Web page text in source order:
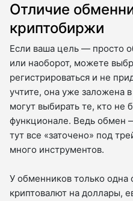
Отличие
криптобиржи
Если ваша цель — просто
или наоборот, можете
регистрироваться и не
учтите, она уже заложена
могут выбирать те, кто не
функционале. Ведь обмен
тут все «заточено» под
много инструментов.
У обменников только
криптовалют на доллары,